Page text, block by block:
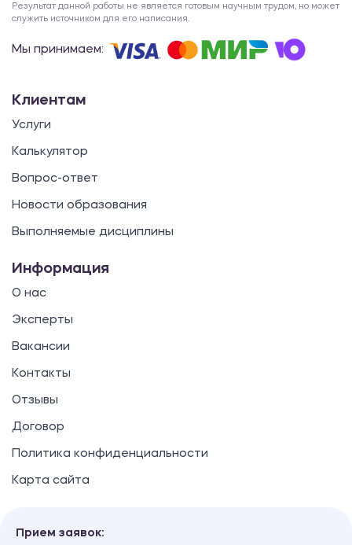
Результат данной работы не является готовым научным трудом, но может
служить источником для его написания.
Мы принимаем:
Клиентам
Услуги
Калькулятор
Вопрос-ответ
Новости образования
Выполняемые дисциплины
Информация
О нас
Эксперты
Вакансии
Контакты
Отзывы
Договор
Политика конфиденциальности
Карта сайта
Прием заявок: